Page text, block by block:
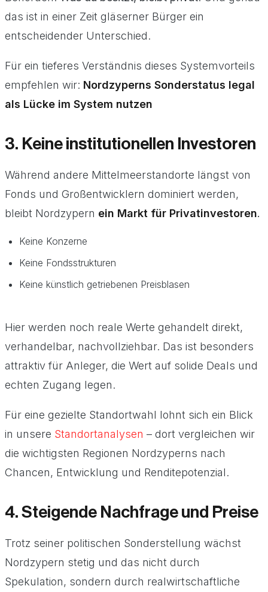
das ist in einer Zeit gläserner Bürger ein
entscheidender Unterschied.
Für ein tieferes Verständnis dieses Systemvorteils
empfehlen wir: Nordzyperns Sonderstatus legal
als Lücke im System nutzen
3. Keine institutionellen Investoren
Während andere Mittelmeerstandorte längst von
Fonds und Großentwicklern dominiert werden,
bleibt Nordzypern ein Markt für Privatinvestoren.
Keine Konzerne
Keine Fondsstrukturen
Keine künstlich getriebenen Preisblasen
Hier werden noch reale Werte gehandelt direkt,
verhandelbar, nachvollziehbar. Das ist besonders
attraktiv für Anleger, die Wert auf solide Deals und
echten Zugang legen.
Für eine gezielte Standortwahl lohnt sich ein Blick
in unsere Standortanalysen – dort vergleichen wir
die wichtigsten Regionen Nordzyperns nach
Chancen, Entwicklung und Renditepotenzial.
4. Steigende Nachfrage und Preise
Trotz seiner politischen Sonderstellung wächst
Nordzypern stetig und das nicht durch
Spekulation, sondern durch realwirtschaftliche